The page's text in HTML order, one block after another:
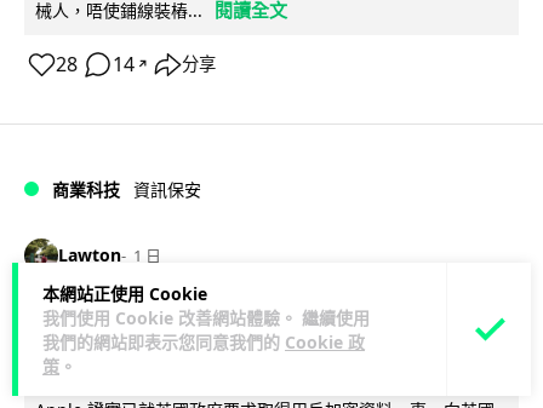
本網站正使用 Cookie
我們使用 Cookie 改善網站體驗。 繼續使用
我們的網站即表示您同意我們的 Cookie 政
策 。
械人，唔使鋪線裝樁...
閱讀全文
28 14 ↗ 分享
商業科技 資訊保安
Lawton 1 日
被命令製造「後門」 Apple 再控告英國
政府 加密後門爭議延燒逾 1 年